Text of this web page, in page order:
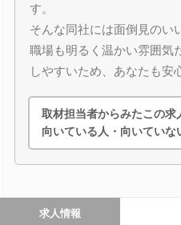
す。
そんな同社には面倒見のい
職場も明るく温かい雰囲気
しやすいため、あなたも安
取材担当者からみたこの求
向いている人・向いていな
求人情報